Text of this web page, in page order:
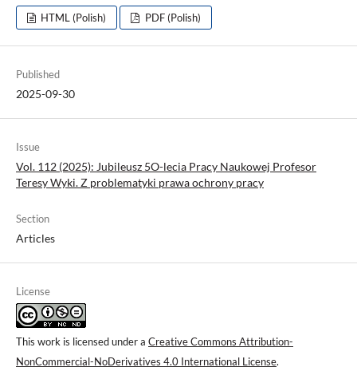
HTML (Polish) PDF (Polish)
Published
2025-09-30
Issue
Vol. 112 (2025): Jubileusz 5O-lecia Pracy Naukowej Profesor
Teresy Wyki. Z problematyki prawa ochrony pracy
Section
Articles
License
This work is licensed under a Creative Commons Attribution-
NonCommercial-NoDerivatives 4.0 International License.